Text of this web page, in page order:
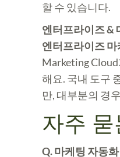
할 수 있습니다.
엔터프라이즈 &
엔터프라이즈
Marketing
해요. 국내 도구
만, 대부분의 경
자주
Q. 마케팅 자동